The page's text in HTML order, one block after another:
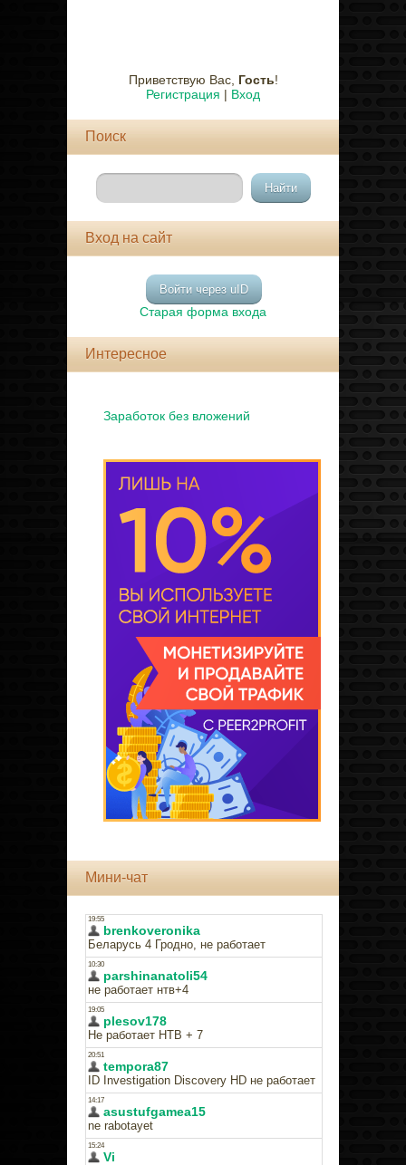
Приветствую Вас, Гость!
Регистрация | Вход
Поиск
Вход на сайт
Войти через uID
Старая форма входа
Интересное
Заработок без вложений
Мини-чат